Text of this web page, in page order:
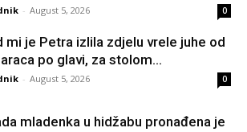
- August 5, 2026 0
mi je Petra izlila zdjelu vrele juhe od
po glavi, za stolom...
- August 5, 2026 0
mladenka u hidžabu pronađena je